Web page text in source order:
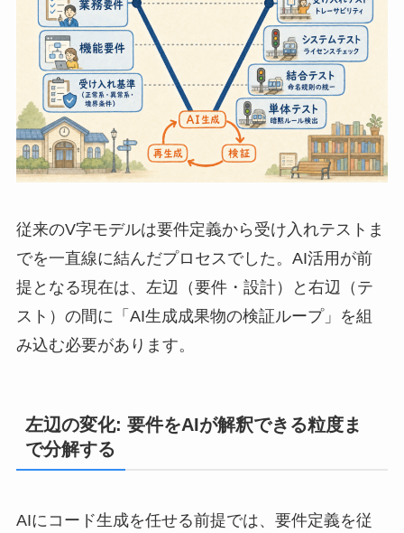
従来のV字モデルは要件定義から受け入れテストま
でを一直線に結んだプロセスでした。AI活用が前
提となる現在は、左辺（要件・設計）と右辺（テ
スト）の間に「AI生成成果物の検証ループ」を組
み込む必要があります。
左辺の変化: 要件をAIが解釈できる粒度ま
で分解する
AIにコード生成を任せる前提では、要件定義を従